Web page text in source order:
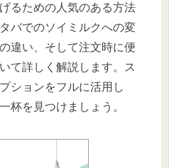
るための人気のある方法
バでのソイミルクへの変
違い、そして注文時に便
て詳しく解説します。ス
ションをフルに活用し
杯を見つけましょう。